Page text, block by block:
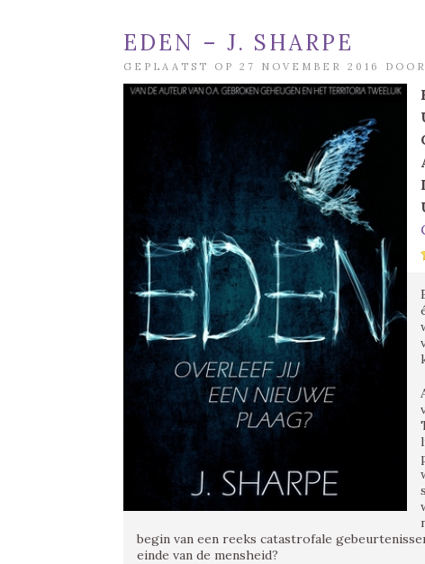
EDEN – J. SHARPE
GEPLAATST OP 27 NOVEMBER 2016 DOOR
begin van een reeks catastrofale
einde van de mensheid?